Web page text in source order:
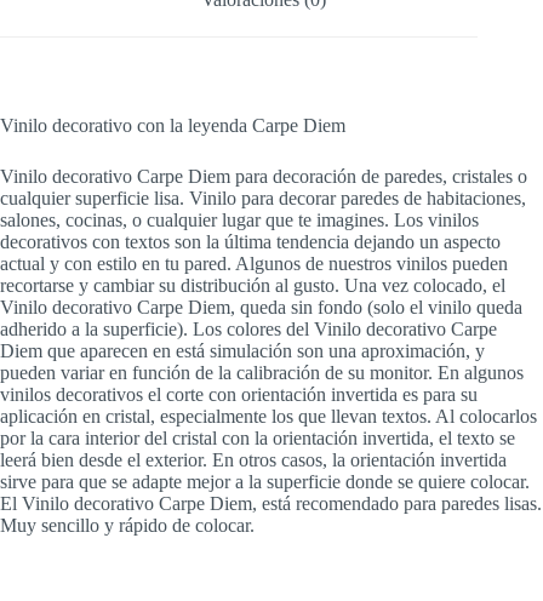
Vinilo decorativo con la leyenda Carpe Diem
Vinilo decorativo Carpe Diem para decoración de paredes, cristales o
cualquier superficie lisa. Vinilo para decorar paredes de habitaciones,
salones, cocinas, o cualquier lugar que te imagines. Los vinilos
decorativos con textos son la última tendencia dejando un aspecto
actual y con estilo en tu pared. Algunos de nuestros vinilos pueden
recortarse y cambiar su distribución al gusto. Una vez colocado, el
Vinilo decorativo Carpe Diem, queda sin fondo (solo el vinilo queda
adherido a la superficie). Los colores del Vinilo decorativo Carpe
Diem que aparecen en está simulación son una aproximación, y
pueden variar en función de la calibración de su monitor. En algunos
vinilos decorativos el corte con orientación invertida es para su
aplicación en cristal, especialmente los que llevan textos. Al colocarlos
por la cara interior del cristal con la orientación invertida, el texto se
leerá bien desde el exterior. En otros casos, la orientación invertida
sirve para que se adapte mejor a la superficie donde se quiere colocar.
El Vinilo decorativo Carpe Diem, está recomendado para paredes lisas.
Muy sencillo y rápido de colocar.